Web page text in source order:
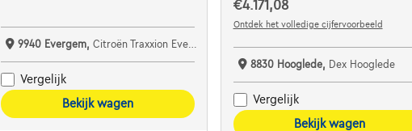
9940 Evergem,Citroën Traxxion Evergem
Vergelijk
Bekijk wagen
€4.171,08
Ontdek het volledige cijfervoorbeeld
8830 Hooglede, Dex Hooglede
Vergelijk
Bekijk wagen